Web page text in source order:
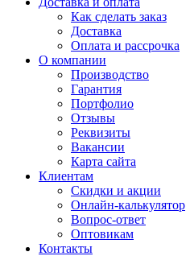
Как сделать заказ
Доставка
Оплата и рассрочка
О компании
Производство
Гарантия
Портфолио
Отзывы
Реквизиты
Вакансии
Карта сайта
Клиентам
Скидки и акции
Онлайн-калькулятор
Вопрос-ответ
Оптовикам
Контакты